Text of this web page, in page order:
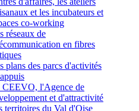
et les incubateurs et
co-working
réseaux de
en fibres
plans des parcs d'activités
CEEVO, l'Agence de
et d'attractivité
territoires du Val d'Oise